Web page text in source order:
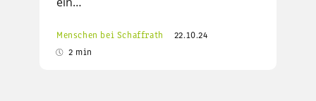
Menschen bei Schaffrath
22.10.24
2 min